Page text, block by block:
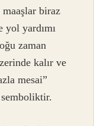
biraz
yardımı
zaman
kalır ve
mesai”